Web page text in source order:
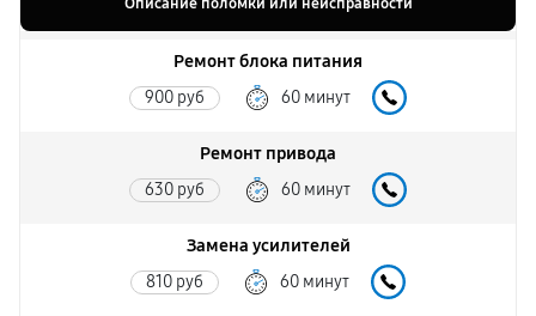
Ремонт блока питания
900 руб 60 минут
Ремонт привода
630 руб 60 минут
Замена усилителей
810 руб 60 минут